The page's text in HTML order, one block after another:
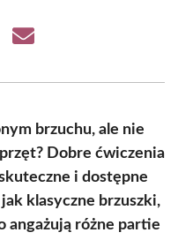
Share
brzuchu, ale nie
Dobre ćwiczenia
i dostępne
klasyczne brzuszki,
angażują różne partie